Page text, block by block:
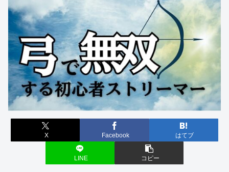
X Facebook はてブ
LINE コピー